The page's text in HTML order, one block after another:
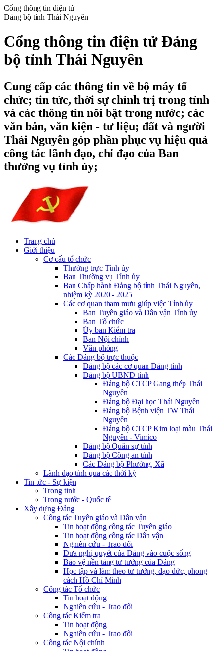
Cổng thông tin điện tử
Đảng bộ tỉnh Thái Nguyên
Cổng thông tin điện tử Đảng
bộ tỉnh Thái Nguyên
Cung cấp các thông tin về bộ máy tổ
chức; tin tức, thời sự chính trị trong tỉnh
và các thông tin nổi bật trong nước; các
văn bản, văn kiện - tư liệu; đất và người
Thái Nguyên góp phần phục vụ hiệu quả
công tác lãnh đạo, chỉ đạo của Ban
thường vụ tỉnh ủy;
Trang chủ
Giới thiệu
Cơ cấu tổ chức
Thường trực Tỉnh ủy
Ban Thường vụ Tỉnh ủy
Ban Chấp hành Đảng bộ tỉnh Thái Nguyên,
nhiệm kỳ 2020 - 2025
Các cơ quan tham mưu giúp việc Tỉnh ủy
Ban Tuyên giáo và Dân vận Tỉnh ủy
Ban Tổ chức
Ủy ban Kiểm tra
Ban Nội chính
Văn phòng
Các Đảng bộ trực thuộc
Đảng bộ các cơ quan Đảng tỉnh
Đảng bộ UBND tỉnh
Đảng bộ CTCP Gang thép Thái
Nguyên
Đảng bộ Đại học Thái Nguyên
Đảng bộ Bệnh viện TW Thái
Nguyên
Đảng bộ CTCP Kim loại màu Thái
Nguyên - Vimico
Đảng bộ Quân sự tỉnh
Đảng bộ Công an tỉnh
Các Đảng bộ Phường, Xã
Lãnh đạo tỉnh qua các thời kỳ
Tin tức - Sự kiện
Trong tỉnh
Trong nước - Quốc tế
Xây dựng Đảng
Công tác Tuyên giáo và Dân vận
Tin hoạt động công tác Tuyên giáo
Tin hoạt động công tác Dân vận
Nghiên cứu - Trao đổi
Đưa nghị quyết của Đảng vào cuộc sống
Bảo vệ nền tảng tư tưởng của Đảng
Học tập và làm theo tư tưởng, đạo đức, phong
cách Hồ Chí Minh
Công tác Tổ chức
Tin hoạt động
Nghiên cứu - Trao đổi
Công tác Kiểm tra
Tin hoạt động
Nghiên cứu - Trao đổi
Công tác Nội chính